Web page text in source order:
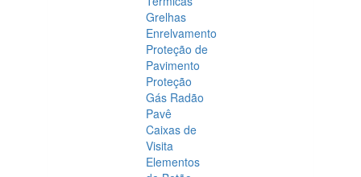
Grelhas
Enrelvamento
Proteção de
Pavimento
Proteção
Gás Radão
Pavê
Caixas de
Visita
Elementos